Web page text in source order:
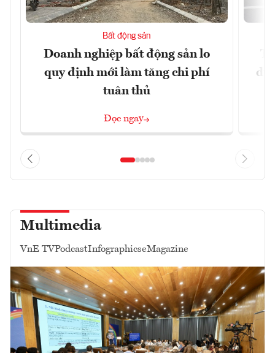
Bất động sản
Doanh nghiệp bất động sản lo
quy định mới làm tăng chi phí
tuân thủ
Đọc ngay
Multimedia
VnE TVPodcastInfographicseMagazine